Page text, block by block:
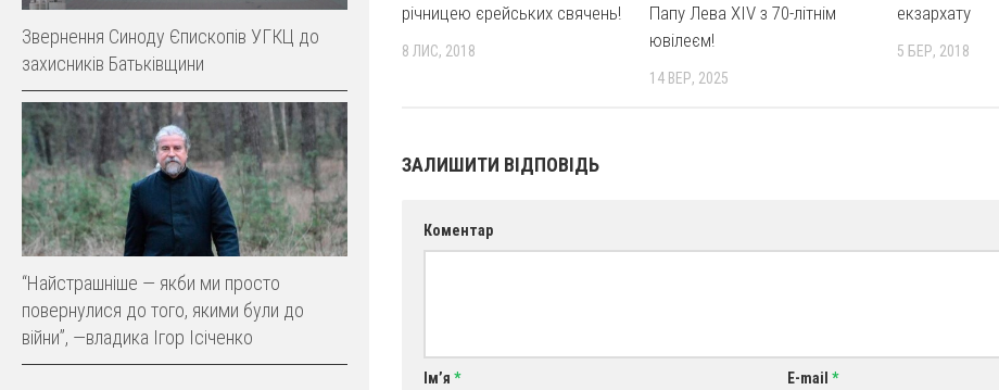
річницею єрейських свячень!
8 ЛИС, 2018
Папу Лева XIV з 70-літнім
ювілеєм!
14 ВЕР, 2025
екзархату
5 БЕР, 2018
ЗАЛИШИТИ ВІДПОВІДЬ
Коментар
Ім’я * E-mail *
Звернення Синоду Єпископів УГКЦ до
захисників Батьківщини
“Найстрашніше — якби ми просто
повернулися до того, якими були до
війни”, —владика Ігор Ісіченко